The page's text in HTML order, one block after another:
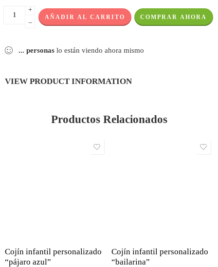
+
−
AÑADIR AL CARRITO COMPRAR AHORA
... personas lo están viendo ahora mismo
VIEW PRODUCT INFORMATION
Productos Relacionados
Cojín infantil personalizado
“pájaro azul”
Cojín infantil personalizado
“bailarina”